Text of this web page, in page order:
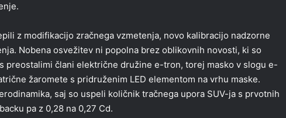
z modifikacijo zračnega vzmetenja, novo kalibracijo nadzorne
Nobena osvežitev ni popolna brez oblikovnih novosti, ki so
preostalimi člani električne družine e-tron, torej masko v slogu e-
žaromete s pridruženim LED elementom na vrhu maske.
saj so uspeli količnik tračnega upora SUV-ja s prvotnih
pa z 0,28 na 0,27 Cd.